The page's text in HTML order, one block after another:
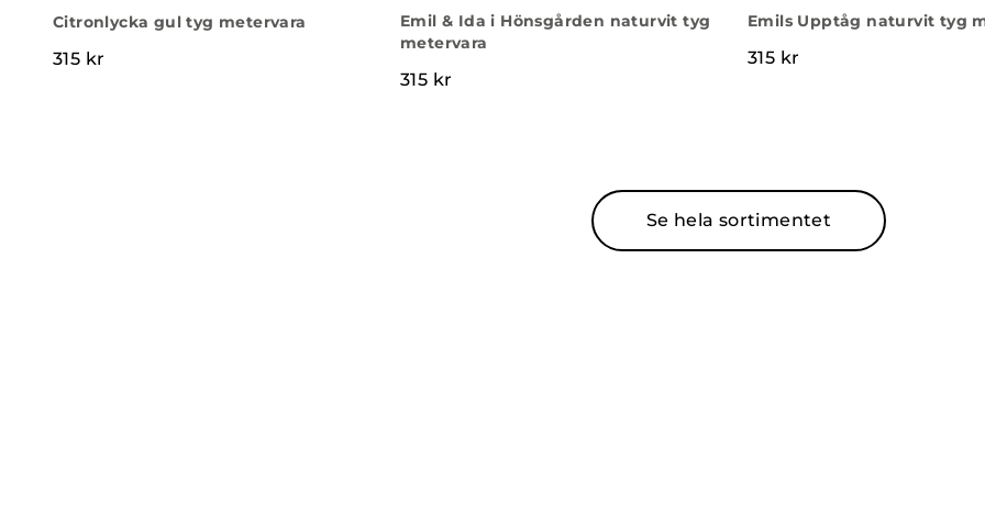
Citronlycka gul tyg metervara
315 kr
Emil & Ida i Hönsgården naturvit tyg
metervara
315 kr
Emils Upptåg naturvit tyg
315 kr
Se hela sortimentet